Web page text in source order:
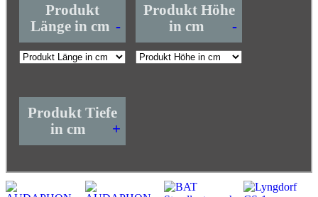
Produkt
Länge in cm -
Produkt Höhe
in cm
-
Produkt Tiefe
in cm
+